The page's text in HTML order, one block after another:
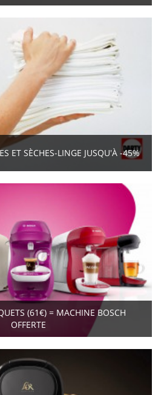
ET SÈCHES-LINGE JUSQU'À -45%
(61€) = MACHINE BOSCH
OFFERTE